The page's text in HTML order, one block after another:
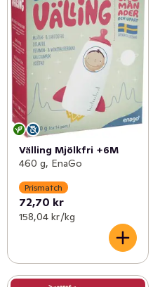
Välling Mjölkfri +6M
460 g, EnaGo
Prismatch
72,70 kr
158,04 kr /kg